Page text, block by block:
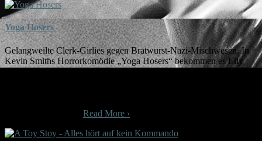
Yoga Hosers
Gelangweilte Clerk-Girlies gegen Bratwurst-Nazi-Mischwesen. In
Kevin Smiths Horrorkomödie „Yoga Hosers“ bekommen es Lily
Read More ›